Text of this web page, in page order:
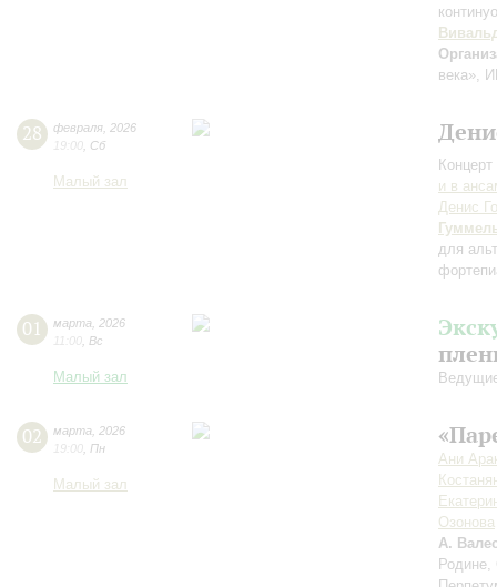
века»,
28 февраля 2026
19:00 Сб
Малый зал
и в
Денис
для
01 марта
2026
11:00 Вс
Малый зал
02 марта
2026
19:00 Пн
Малый зал
Ани
Озонова
А.